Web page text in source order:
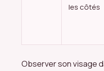
les côtés
Observer son visage